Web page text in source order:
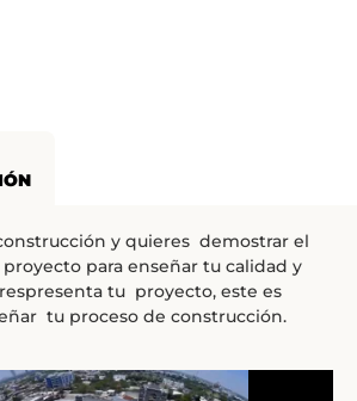
y quieres demostrar el
para enseñar tu calidad y
tu proyecto, este es
tu proceso de construcción.